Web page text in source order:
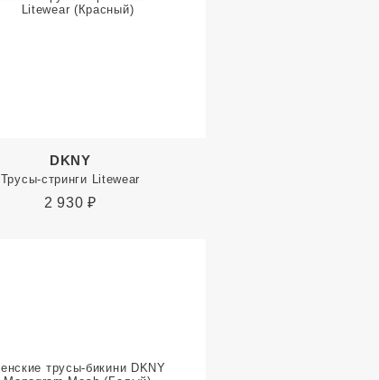
DKNY
Трусы-стринги Litewear
2 930 ₽